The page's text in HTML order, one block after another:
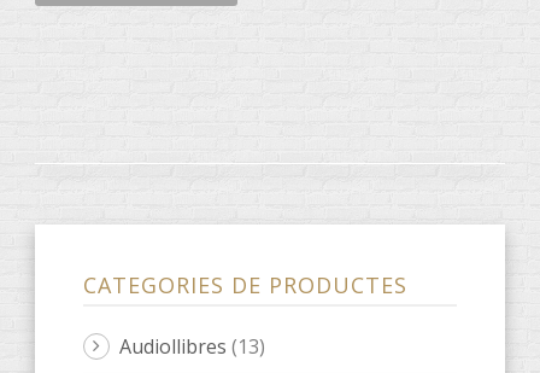
CATEGORIES DE PRODUCTES
Audiollibres (13)